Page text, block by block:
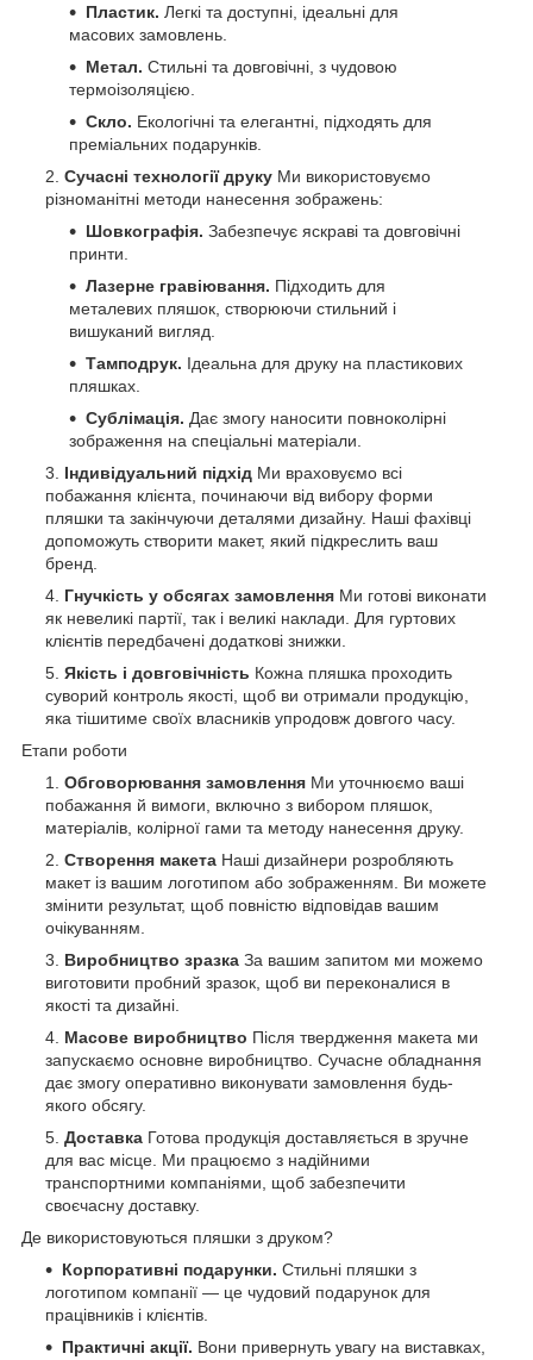
Пластик. Легкі та доступні, ідеальні для
масових замовлень.
Метал. Стильні та довговічні, з чудовою
термоізоляцією.
Скло. Екологічні та елегантні, підходять для
преміальних подарунків.
Сучасні технології друку Ми використовуємо
різноманітні методи нанесення зображень:
Шовкографія. Забезпечує яскраві та довговічні
принти.
Лазерне гравіювання. Підходить для
металевих пляшок, створюючи стильний і
вишуканий вигляд.
Тамподрук. Ідеальна для друку на пластикових
пляшках.
Сублімація. Дає змогу наносити повноколірні
зображення на спеціальні матеріали.
Індивідуальний підхід Ми враховуємо всі
побажання клієнта, починаючи від вибору форми
пляшки та закінчуючи деталями дизайну. Наші фахівці
допоможуть створити макет, який підкреслить ваш
бренд.
Гнучкість у обсягах замовлення Ми готові виконати
як невеликі партії, так і великі наклади. Для гуртових
клієнтів передбачені додаткові знижки.
Якість і довговічність Кожна пляшка проходить
суворий контроль якості, щоб ви отримали продукцію,
яка тішитиме своїх власників упродовж довгого часу.
Етапи роботи
Обговорювання замовлення Ми уточнюємо ваші
побажання й вимоги, включно з вибором пляшок,
матеріалів, колірної гами та методу нанесення друку.
Створення макета Наші дизайнери розробляють
макет із вашим логотипом або зображенням. Ви можете
змінити результат, щоб повністю відповідав вашим
очікуванням.
Виробництво зразка За вашим запитом ми можемо
виготовити пробний зразок, щоб ви переконалися в
якості та дизайні.
Масове виробництво Після твердження макета ми
запускаємо основне виробництво. Сучасне обладнання
дає змогу оперативно виконувати замовлення будь-
якого обсягу.
Доставка Готова продукція доставляється в зручне
для вас місце. Ми працюємо з надійними
транспортними компаніями, щоб забезпечити
своєчасну доставку.
Де використовуються пляшки з друком?
Корпоративні подарунки. Стильні пляшки з
логотипом компанії — це чудовий подарунок для
працівників і клієнтів.
Практичні акції. Вони привернуть увагу на виставках,